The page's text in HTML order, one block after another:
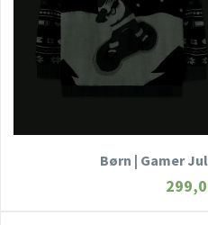
SE
Børn | Gamer